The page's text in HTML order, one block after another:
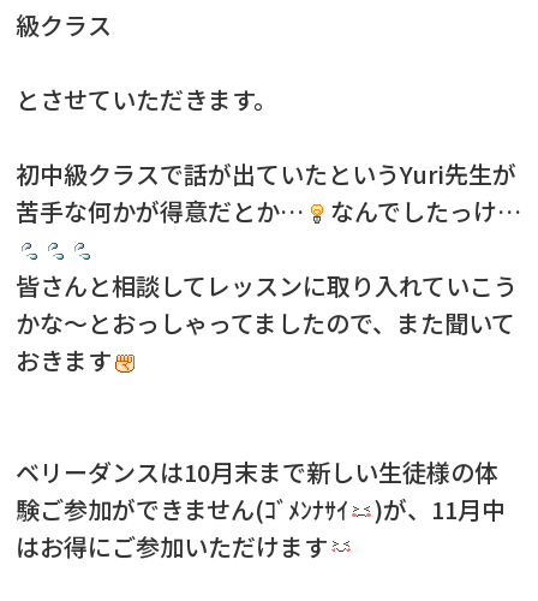
級クラス
とさせていただきます。
初中級クラスで話が出ていたというYuri先生が
苦手な何かが得意だとか…
なんでしたっけ…
皆さんと相談してレッスンに取り入れていこう
かな～とおっしゃってましたので、また聞いて
おきます
ベリーダンスは10月末まで新しい生徒様の体
験ご参加ができません(ｺﾞﾒﾝﾅｻｲ
)が、11月中
はお得にご参加いただけます